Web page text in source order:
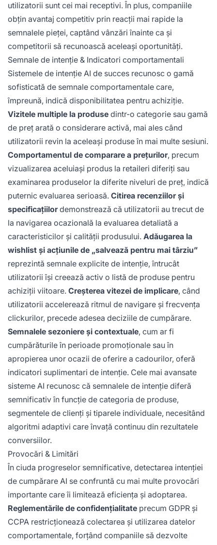
utilizatorii sunt cei mai receptivi. În plus, companiile
obțin avantaj competitiv prin reacții mai rapide la
semnalele pieței, captând vânzări înainte ca și
competitorii să recunoască aceleași oportunități.
Semnale de intenție & Indicatori comportamentali
Sistemele de intenție AI de succes recunosc o gamă
sofisticată de semnale comportamentale care,
împreună, indică disponibilitatea pentru achiziție.
Vizitele multiple la produse dintr-o categorie sau gamă
de preț arată o considerare activă, mai ales când
utilizatorii revin la aceleași produse în mai multe sesiuni.
Comportamentul de comparare a prețurilor, precum
vizualizarea aceluiași produs la retaileri diferiți sau
examinarea produselor la diferite niveluri de preț, indică
puternic evaluarea serioasă. Citirea recenziilor și
specificațiilordemonstrează că utilizatorii au trecut de
la navigarea ocazională la evaluarea detaliată a
caracteristicilor și calității produsului. Adăugarea la
wishlist și acțiunile de „salvează pentru mai târziu”
reprezintă semnale explicite de intenție, întrucât
utilizatorii își creează activ o listă de produse pentru
achiziții viitoare. Creșterea vitezei de implicare, când
utilizatorii accelerează ritmul de navigare și frecvența
clickurilor, precede adesea deciziile de cumpărare.
Semnalele sezoniere și contextuale, cum ar fi
cumpărăturile în perioade promoționale sau în
apropierea unor ocazii de oferire a cadourilor, oferă
indicatori suplimentari de intenție. Cele mai avansate
sisteme AI recunosc că semnalele de intenție diferă
semnificativ în funcție de categoria de produse,
segmentele de clienți și tiparele individuale, necesitând
algoritmi adaptivi care învață continuu din rezultatele
conversiilor.
Provocări & Limitări
În ciuda progreselor semnificative, detectarea intenției
de cumpărare AI se confruntă cu mai multe provocări
importante care îi limitează eficiența și adoptarea.
Reglementările de confidențialitate precum GDPR și
CCPA restricționează colectarea și utilizarea datelor
comportamentale, forțând companiile să dezvolte